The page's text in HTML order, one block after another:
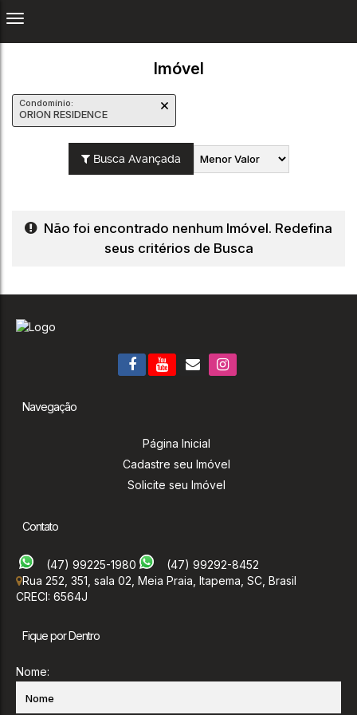
Imóvel
Condomínio:
ORION RESIDENCE
Busca Avançada
Não foi encontrado nenhum Imóvel. Redefina
seus critérios de Busca
Navegação
Página Inicial
Cadastre seu Imóvel
Solicite seu Imóvel
Contato
(47) 99225-1980
(47) 99292-8452
Rua 252 351 sala 02 Meia Praia Itapema SC Brasil
CRECI: 6564J
Fique por Dentro
Nome: